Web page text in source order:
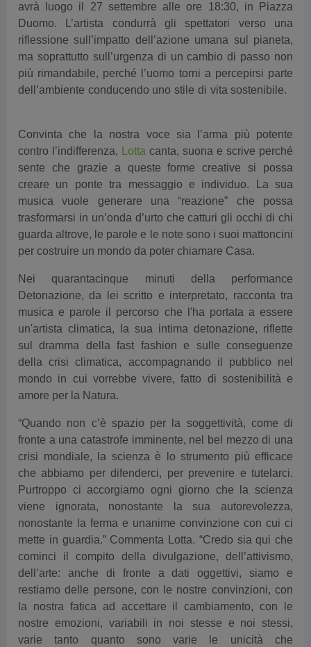
avrà luogo il 27 settembre alle ore 18:30, in Piazza
Duomo. L’artista condurrà gli spettatori verso una
riflessione sull’impatto dell’azione umana sul pianeta,
ma soprattutto sull’urgenza di un cambio di passo non
più rimandabile, perché l’uomo torni a percepirsi parte
dell’ambiente conducendo uno stile di vita sostenibile.
Convinta che la nostra voce sia l’arma più potente
contro l’indifferenza,
Lotta canta, suona e scrive perché
sente che grazie a queste forme creative si possa
creare un ponte tra messaggio e individuo. La sua
musica vuole generare una “reazione” che possa
trasformarsi in un’onda d’urto che catturi gli occhi di chi
guarda altrove, le parole e le note sono i suoi mattoncini
per costruire un mondo da poter chiamare Casa.
Nei quarantacinque minuti della performance
Detonazione, da lei scritto e interpretato, racconta tra
musica e parole il percorso che l'ha portata a essere
un'artista climatica, la sua intima detonazione, riflette
sul dramma della fast fashion e sulle conseguenze
della crisi climatica, accompagnando il pubblico nel
mondo in cui vorrebbe vivere, fatto di sostenibilità e
amore per la Natura.
“Quando non c’è spazio per la soggettività, come di
fronte a una catastrofe imminente, nel bel mezzo di una
crisi mondiale, la scienza è lo strumento più efficace
che abbiamo per difenderci, per prevenire e tutelarci.
Purtroppo ci accorgiamo ogni giorno che la scienza
viene ignorata, nonostante la sua autorevolezza,
nonostante la ferma e unanime convinzione con cui ci
mette in guardia.” Commenta Lotta. “Credo sia qui che
cominci il compito della divulgazione, dell’attivismo,
dell’arte: anche di fronte a dati oggettivi, siamo e
restiamo delle persone, con le nostre convinzioni, con
la nostra fatica ad accettare il cambiamento, con le
nostre emozioni, variabili in noi stesse e noi stessi,
varie tanto quanto sono varie le unicità che